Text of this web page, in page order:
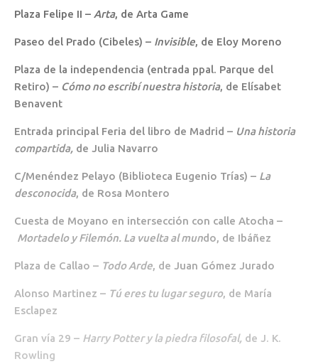
Plaza Felipe II – Arta, de Arta Game
Paseo del Prado (Cibeles) – Invisible, de Eloy Moreno
Plaza de la independencia (entrada ppal. Parque del
Retiro) – Cómo no escribí nuestra historia, de Elísabet
Benavent
Entrada principal Feria del libro de Madrid – Una historia
compartida, de Julia Navarro
C/Menéndez Pelayo (Biblioteca Eugenio Trías) – La
desconocida, de Rosa Montero
Cuesta de Moyano en intersección con calle Atocha –
Mortadelo y Filemón. La vuelta al mundo, de Ibáñez
Plaza de Callao – Todo Arde, de Juan Gómez Jurado
Alonso Martinez – Tú eres tu lugar seguro, de María
Esclapez
Gran vía 29 – Harry Potter y la piedra filosofal, de J. K.
Rowling